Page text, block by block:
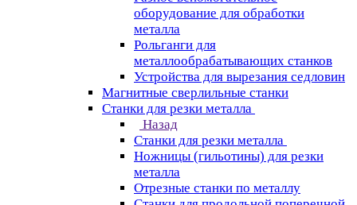
оборудование для обработки
металла
Рольганги для
металлообрабатывающих станков
Устройства для вырезания седловин
Магнитные сверлильные станки
Станки для резки металла
Назад
Станки для резки металла
Ножницы (гильотины) для резки
металла
Отрезные станки по металлу